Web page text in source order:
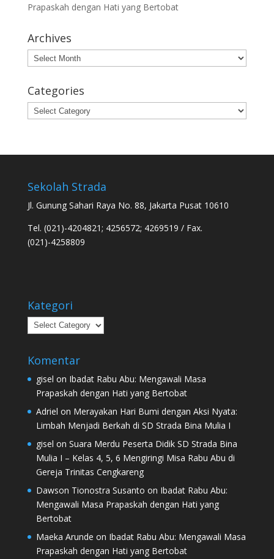
Prapaskah dengan Hati yang Bertobat
Archives
Archives
Categories
Categories
Sekolah Strada
Jl. Gunung Sahari Raya No. 88, Jakarta Pusat 10610
Tel. (021)-4204821; 4256572; 4269519 / Fax.
(021)-4258809
Kategori
Kategori
Komentar
gisel on Ibadat Rabu Abu: Mengawali Masa
Prapaskah dengan Hati yang Bertobat
Adriel on Merayakan Hari Bumi dengan Aksi Nyata:
Limbah Menjadi Berkah di SD Strada Bina Mulia I
gisel on Suara Merdu Peserta Didik SD Strada Bina
Mulia I – Kelas 4, 5, 6 Mengiringi Misa Rabu Abu di
Gereja Trinitas Cengkareng
Dawson Tionostra Susanto on Ibadat Rabu Abu:
Mengawali Masa Prapaskah dengan Hati yang
Bertobat
Maeka Arunde on Ibadat Rabu Abu: Mengawali Masa
Prapaskah dengan Hati yang Bertobat